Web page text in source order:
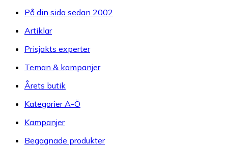
På din sida sedan 2002
Artiklar
Prisjakts experter
Teman & kampanjer
Årets butik
Kategorier A-Ö
Kampanjer
Begagnade produkter